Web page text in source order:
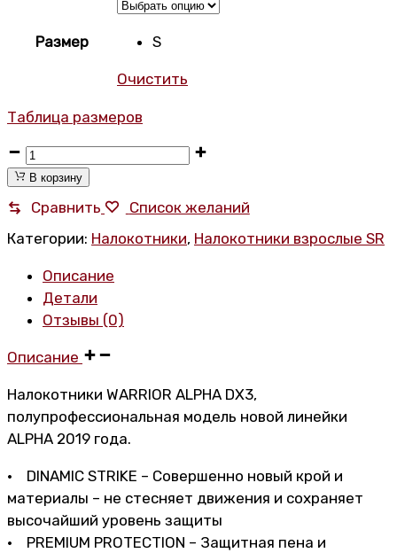
Размер S
Очистить
Таблица размеров
Хоккейные
налокотники
Warrior
Alpha
DX3
количество
В корзину
Сравнить
Список желаний
Категории: Налокотники, Налокотники взрослые SR
Описание
Детали
Отзывы (0)
Описание
Налокотники WARRIOR ALPHA DX3,
полупрофессиональная модель новой линейки
ALPHA 2019 года.
• DINAMIC STRIKE – Совершенно новый крой и
материалы – не стесняет движения и сохраняет
высочайший уровень защиты
• PREMIUM PROTECTION – Защитная пена и